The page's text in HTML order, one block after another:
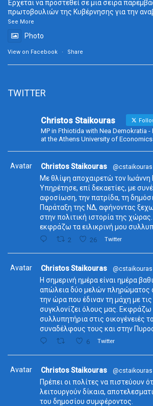
Έρχεται να προστεθεί σε μια σειρά
πρωτοβουλιών της Κυβέρνησης για την
See More
Photo
View on Facebook · Share
TWITTER
Christos Staikouras
MP in Fthiotida with Nea Demokratia
at the Athens University of
Avatar Christos Staikouras @cstaikouras
Με θλίψη αποχαιρετώ τον Ιωάννη
Υπηρέτησε, επί δεκαετίες, με
αφοσίωση, την πατρίδα, τη
Παράταξη της ΝΔ, αφήνοντας
στην πολιτική ιστορία της
εκφράζω τα ειλικρινή μου
2 26 Twitter
Avatar Christos Staikouras @cstaikouras
Η σημερινή ημέρα είναι ημέρα
απώλεια δύο μελών πληρώματος
την ώρα που έδιναν τη μάχη με
συγκλονίζει όλους μας. Εκφράζω
συλλυπητήρια στις οικογένειές
συναδέλφους τους και στην
6 Twitter
Avatar Christos Staikouras @cstaikouras
Πρέπει οι πολίτες να πιστεύουν
λειτουργούν δίκαια,
του δημοσίου συμφέροντος.